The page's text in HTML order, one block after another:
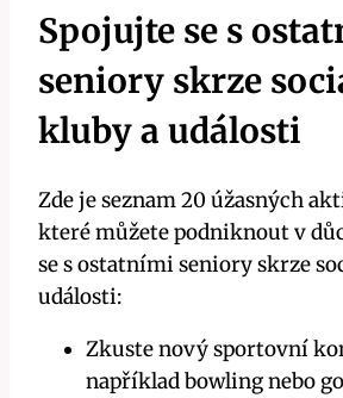
Spojujte se s
seniory skrze
kluby a události
Zde je seznam 20 úžasných
které můžete podniknout v
se s ostatními seniory skrze
události:
Zkuste nový sportovní
například bowling nebo